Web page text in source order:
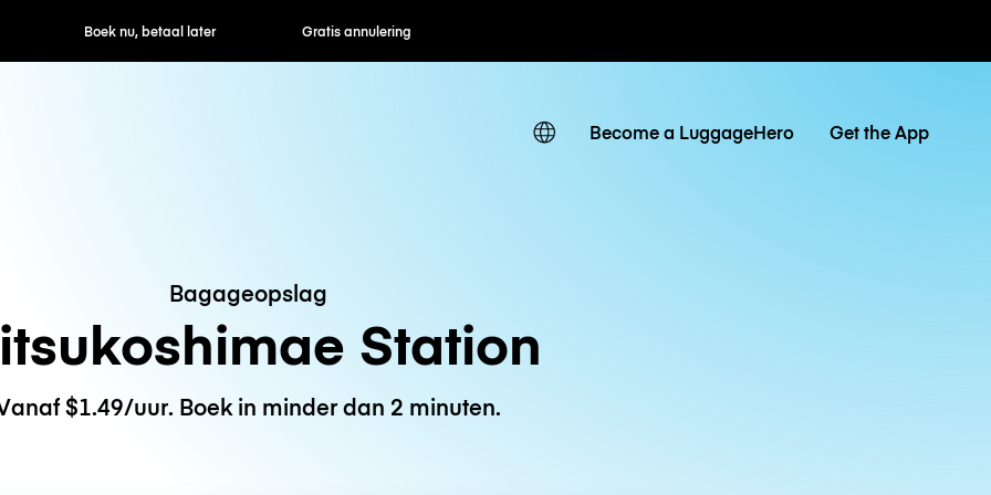
nu, betaal later Gratis annulering Uur- / dagtarieven
Become a LuggageHero Get the App
Bagageopslag
Station
$1.49/uur. Boek in minder dan 2 minuten.